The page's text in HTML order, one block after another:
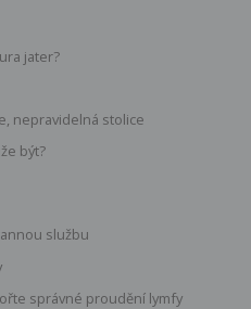
jater?
nepravidelná stolice
být?
službu
správné proudění lymfy